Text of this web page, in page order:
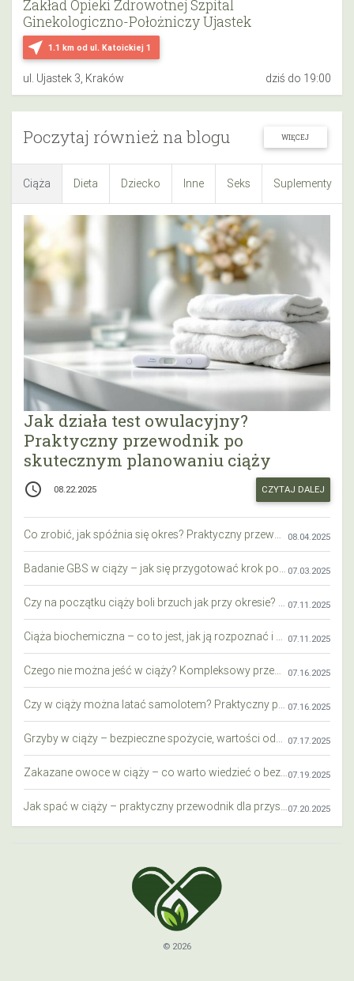
near_me 1.1 km od ul. Katoickiej 1
Zakład Opieki Zdrowotnej Szpital
Ginekologiczno-Położniczy Ujastek
ul. Ujastek 3, Kraków dziś do 19:00
Poczytaj również na blogu WIĘCEJ
Ciąża Dieta Dziecko Inne Seks Suplementy
Jak działa test owulacyjny?
Praktyczny przewodnik po
skutecznym planowaniu ciąży
access_time 08.22.2025 CZYTAJ DALEJ
08.04.2025
07.03.2025
07.11.2025
07.11.2025
07.16.2025
07.16.2025
07.17.2025
07.19.2025
07.20.2025
© 2026